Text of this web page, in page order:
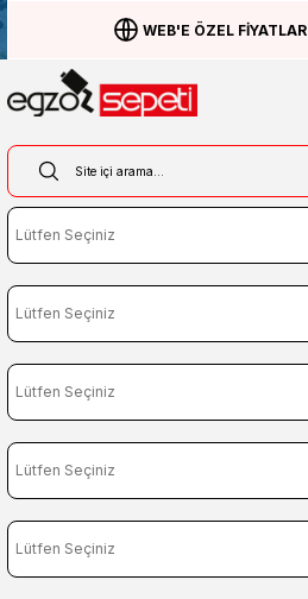
WEB'E ÖZEL FİYATLAR